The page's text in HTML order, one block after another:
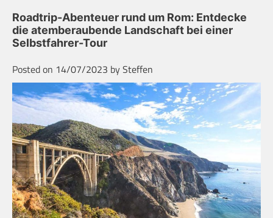
Roadtrip-Abenteuer rund um Rom: Entdecke
die atemberaubende Landschaft bei einer
Selbstfahrer-Tour
Posted on 14/07/2023 bySteffen